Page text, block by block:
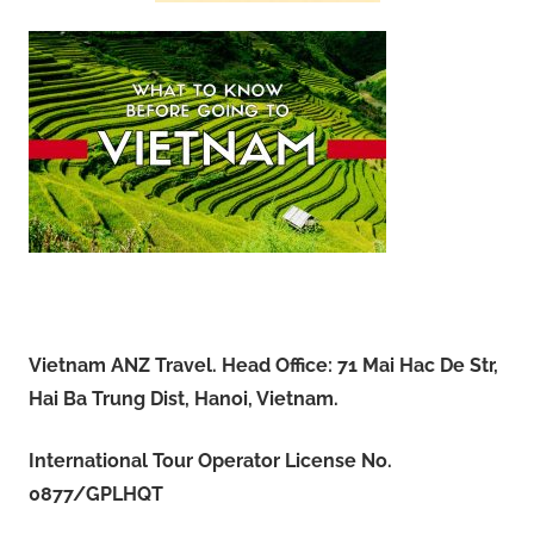
Vietnam ANZ Travel. Head Office: 71 Mai Hac De Str,
Hai Ba Trung Dist, Hanoi, Vietnam.
International Tour Operator License No.
0877/GPLHQT